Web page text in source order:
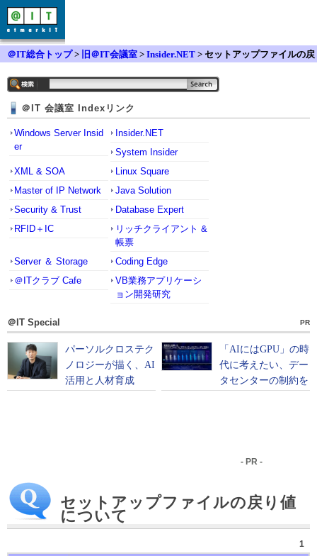
＠IT総合トップ> 旧＠IT会議室 > Insider.NET > セットアップファイルの戻
＠IT 会議室 Indexリンク
Windows Server Insid
er
Insider.NET
System Insider
XML & SOA
Linux Square
Master of IP Network
Java Solution
Security & Trust
Database Expert
RFID＋IC
リッチクライアント &
帳票
Server ＆ Storage
Coding Edge
＠ITクラブ Cafe
VB業務アプリケーシ
ョン開発研究
＠IT Special PR
- PR -
セットアップファイルの戻り値
について
1